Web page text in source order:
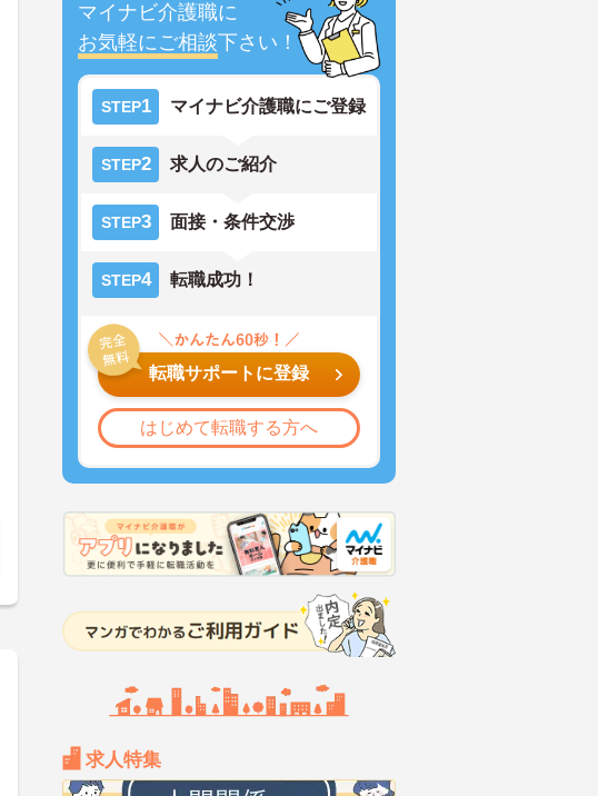
マイナビ介護職に
お気軽にご相談下さい！
STEP1 マイナビ介護職にご登録
STEP2 求人のご紹介
STEP3 面接・条件交渉
STEP4 転職成功！
転職サポートに登録
はじめて転職する方へ
求人特集